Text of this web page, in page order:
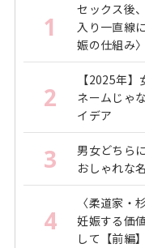
1
セックス後
入り一直線
娠の仕組み〉
2
【2025年
ネームじゃ
イデア
3
男女どちら
おしゃれな
4
〈柔道家・
妊娠する価
して【前編】